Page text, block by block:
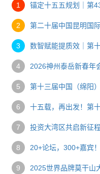
1
2
3
4
5
6
7
8
9